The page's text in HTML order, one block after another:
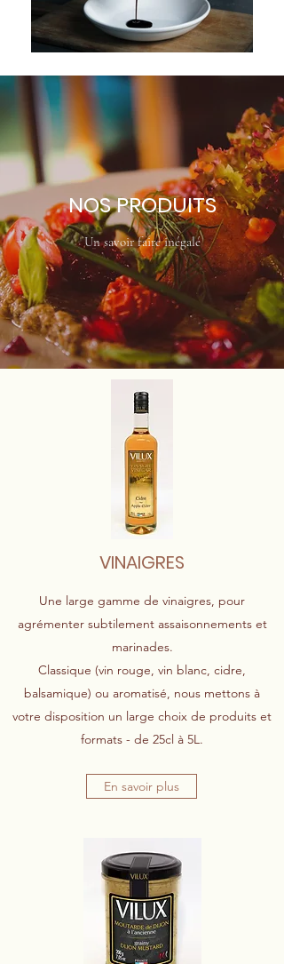
NOS PRODUITS
Un savoir faire inégalé
VINAIGRES
Une large gamme de vinaigres, pour
agrémenter subtilement assaisonnements et
marinades.
Classique (vin rouge, vin blanc, cidre,
balsamique) ou aromatisé, nous mettons à
votre disposition un large choix de produits et
formats - de 25cl à 5L.
En savoir plus